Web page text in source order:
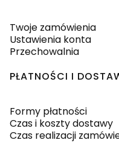
Twoje zamówienia
Ustawienia konta
Przechowalnia
PŁATNOŚCI I
Formy płatności
Czas i koszty dostawy
Czas realizacji